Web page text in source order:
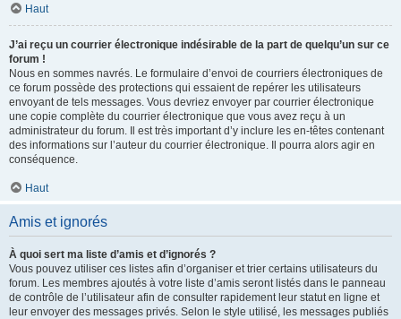
Haut
J’ai reçu un courrier électronique indésirable de la part de quelqu’un sur ce
forum !
Nous en sommes navrés. Le formulaire d’envoi de courriers électroniques de
ce forum possède des protections qui essaient de repérer les utilisateurs
envoyant de tels messages. Vous devriez envoyer par courrier électronique
une copie complète du courrier électronique que vous avez reçu à un
administrateur du forum. Il est très important d’y inclure les en-têtes contenant
des informations sur l’auteur du courrier électronique. Il pourra alors agir en
conséquence.
Haut
Amis et ignorés
À quoi sert ma liste d’amis et d’ignorés ?
Vous pouvez utiliser ces listes afin d’organiser et trier certains utilisateurs du
forum. Les membres ajoutés à votre liste d’amis seront listés dans le panneau
de contrôle de l’utilisateur afin de consulter rapidement leur statut en ligne et
leur envoyer des messages privés. Selon le style utilisé, les messages publiés